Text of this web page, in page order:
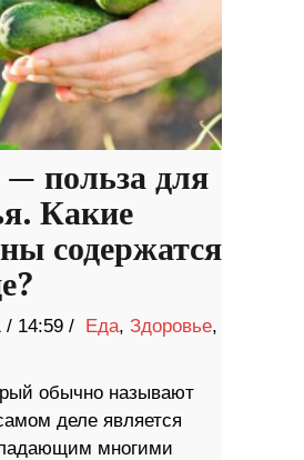
польза для
Какие
содержатся
/ 14:59 / Еда, Здоровье,
обычно называют
деле является
многими